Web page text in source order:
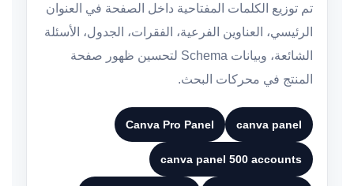
تم توزيع الكلمات المفتاحية داخل الصفحة في العنوان
الرئيسي، العناوين الفرعية، الفقرات، الجدول، الأسئلة
الشائعة، وبيانات Schema لتحسين ظهور صفحة
المنتج في محركات البحث.
canva panel
Canva Pro Panel
canva panel 500 accounts